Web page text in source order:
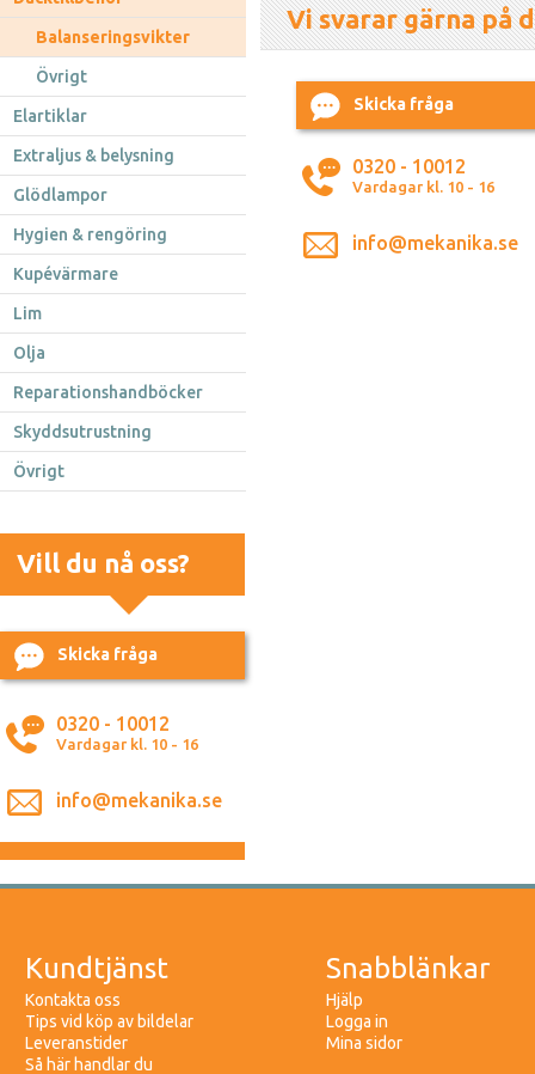
Balanseringsvikter
Övrigt
Elartiklar
Extraljus & belysning
Glödlampor
Hygien & rengöring
Kupévärmare
Lim
Olja
Reparationshandböcker
Skyddsutrustning
Övrigt
Vill du nå oss?
Skicka fråga
0320 - 10012
Vardagar kl. 10 - 16
info@mekanika.se
Vi svarar gärna på
Skicka fråga
0320 - 10012
Vardagar kl. 10 - 16
info@mekanika.se
Kundtjänst
Kontakta oss
Tips vid köp av bildelar
Leveranstider
Så här handlar du
Snabblänkar
Hjälp
Logga in
Mina sidor